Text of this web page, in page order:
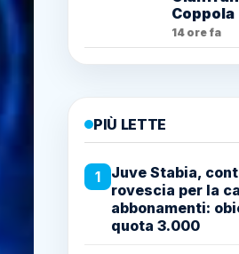
Coppola
14 ore fa
PIÙ LETTE
1
Juve Stabia,
rovescia per la
abbonamenti:
quota 3.000